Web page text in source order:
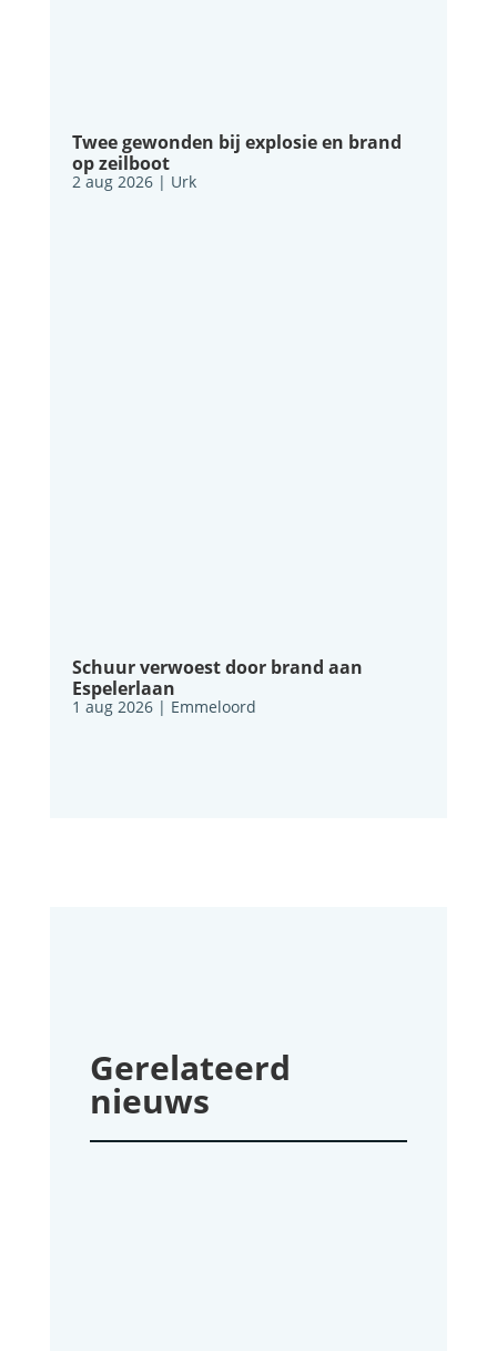
Twee gewonden bij explosie en brand
op zeilboot
2 aug 2026| Urk
Schuur verwoest door brand aan
Espelerlaan
1 aug 2026| Emmeloord
Gerelateerd
nieuws